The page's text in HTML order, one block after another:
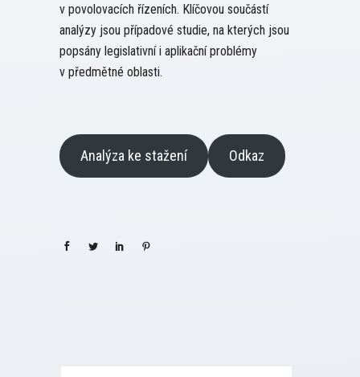
v povolovacích řízeních. Klíčovou součástí
analýzy jsou případové studie, na kterých jsou
popsány legislativní i aplikační problémy
v předmětné oblasti.
Analýza ke stažení Odkaz